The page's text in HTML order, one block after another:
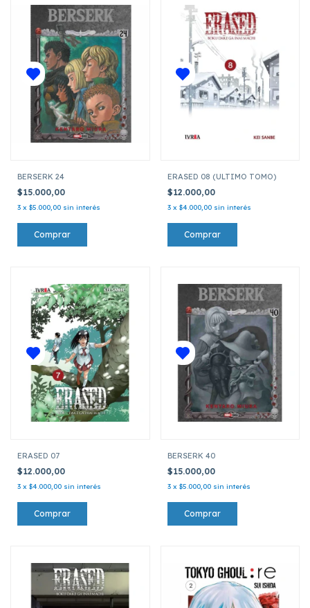
BERSERK 24
$15.000,00
3 x $5.000,00 sin interés
ERASED 08 (ULTIMO TOMO)
$12.000,00
3 x $4.000,00 sin interés
ERASED 07
$12.000,00
3 x $4.000,00 sin interés
BERSERK 40
$15.000,00
3 x $5.000,00 sin interés